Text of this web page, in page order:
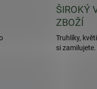
ŠIROKÝ
ZBOŽÍ
Truhlíky,
si zamilujete.